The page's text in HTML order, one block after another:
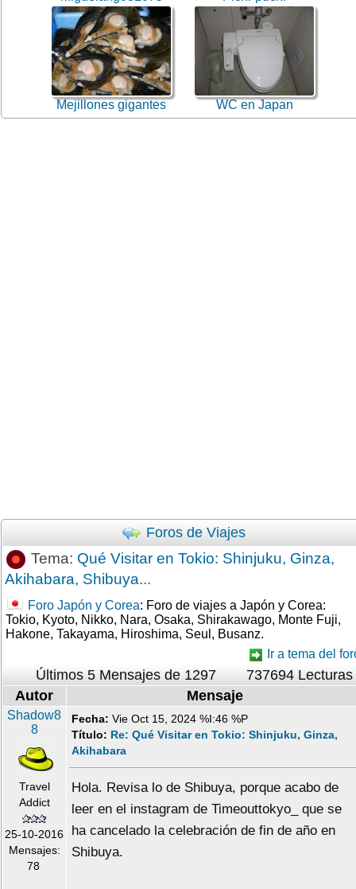
Mejillones gigantes WC en Japan
Foros de Viajes
Tema: Qué Visitar en Tokio: Shinjuku, Ginza,
Akihabara, Shibuya...
Foro Japón y Corea: Foro de viajes a Japón y Corea:
Tokio, Kyoto, Nikko, Nara, Osaka, Shirakawago, Monte Fuji,
Hakone, Takayama, Hiroshima, Seul, Busanz.
Ir a tema del
Últimos 5 Mensajes de 1297
737694 Lecturas
Autor
Mensaje
Shadow8
8
Travel
Addict
25-10-2016
Mensajes:
78
Fecha: Vie Oct 15, 2024 %I:46 %P
Título: Re: Qué Visitar en Tokio: Shinjuku, Ginza,
Akihabara
Hola. Revisa lo de Shibuya, porque acabo de
leer en el instagram de Timeouttokyo_ que se
ha cancelado la celebración de fin de año en
Shibuya.